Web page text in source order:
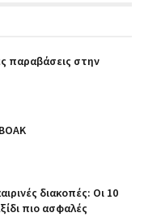
παραβάσεις στην
διακοπές: Οι 10
πιο ασφαλές